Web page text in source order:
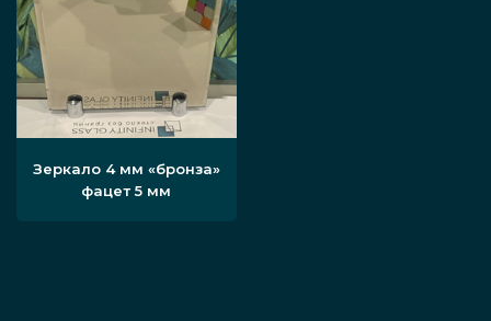
Зеркало 4 мм «бронза»
фацет 5 мм